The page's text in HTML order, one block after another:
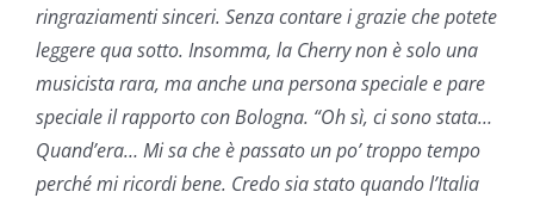
ringraziamenti sinceri. Senza contare i grazie che potete
leggere qua sotto. Insomma, la Cherry non è solo una
musicista rara, ma anche una persona speciale e pare
speciale il rapporto con Bologna. “Oh sì, ci sono stata…
Quand’era… Mi sa che è passato un po’ troppo tempo
perché mi ricordi bene. Credo sia stato quando l’Italia